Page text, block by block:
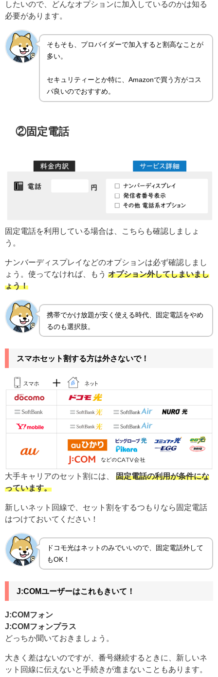
したいので、どんなオプションに加入しているのかは知る
必要があります。
そもそも、プロバイダーで加入すると割高なことが
多い。
セキュリティーとか特に、Amazonで買う方がコス
パ良いのでおすすめ。
②固定電話
固定電話を利用している場合は、こちらも確認しましょ
う。
ナンバーディスプレイなどのオプションは必ず確認しまし
ょう。使ってなければ、もう オプション外してしまいまし
ょう！
携帯でかけ放題が安く使える時代、固定電話をやめ
るのも選択肢。
スマホセット割する方は外さないで！
大手キャリアのセット割には、 固定電話の利用が条件にな
っています。
新しいネット回線で、セット割をするつもりなら固定電話
はつけておいてください！
ドコモ光はネットのみでいいので、固定電話外して
もOK！
J:COMユーザーはこれもきいて！
J:COMフォン
J:COMフォンプラス
どっちか聞いておきましょう。
大きく差はないのですが、番号継続するときに、新しいネ
ット回線に伝えないと手続きが進まないこともあります。